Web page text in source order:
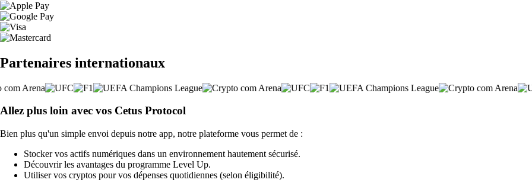
Partenaires internationaux
Allez plus loin avec vos Cetus Protocol
Bien plus qu'un simple envoi depuis notre app, notre plateforme vous permet de :
Stocker vos actifs numériques dans un environnement hautement sécurisé.
Découvrir les avantages du programme Level Up.
Utiliser vos cryptos pour vos dépenses quotidiennes (selon éligibilité).